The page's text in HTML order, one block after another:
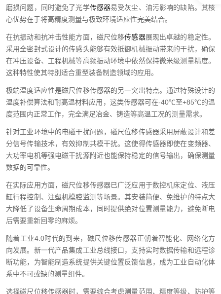
磨损问题，同时避免了光学传感器易受灰尘、油污影响的缺陷。其核
心优势在于将高精度测量与极致环境适应性完美结合。
在抗振动和抗冲击性能方面，磁尺位移传感器展现出卓越的稳定性。
采用全密封式设计的传感头能够有效抵御机械振动带来的干扰，确保
在冲压设备、工程机械等高频振动环境中依然保持微米级测量精度。
这种特性使其特别适合重型装备制造领域的应用。
极端温度适应性是磁尺位移传感器的另一突出特点。通过特殊设计的
温度补偿算法和耐高温材料应用，这类传感器可在-40℃至+85℃的温
度范围内正常工作，完全满足冶金、铸造等高温工况的测量需求。
针对工业环境中的电磁干扰问题，磁尺位移传感器采用屏蔽设计和差
分信号传输技术，有效抑制共模干扰。这使得传感器即使在变频器、
大功率电机等强电磁干扰源附近也能保持稳定的信号输出，确保测量
数据的可靠性。
在实际应用方面，磁尺位移传感器已广泛应用于数控机床定位、液压
缸行程控制、注塑机模腔监测等场景。其安装简便、免维护的特点大
大降低了设备生命周期成本，同时提供绝对位置测量能力，避免断电
后需要重新回零的麻烦。
随着工业4.0时代的到来，磁尺位移传感器正朝着智能化、网络化方
向发展。新一代产品集成工业总线接口，支持实时数据传输和远程诊
断功能，为智能制造系统提供关键位置反馈信息，成为工业自动化体
系中不可或缺的测量组件。
选择磁尺位移传感器时，需要综合考虑测量范围、精度等级、防护等